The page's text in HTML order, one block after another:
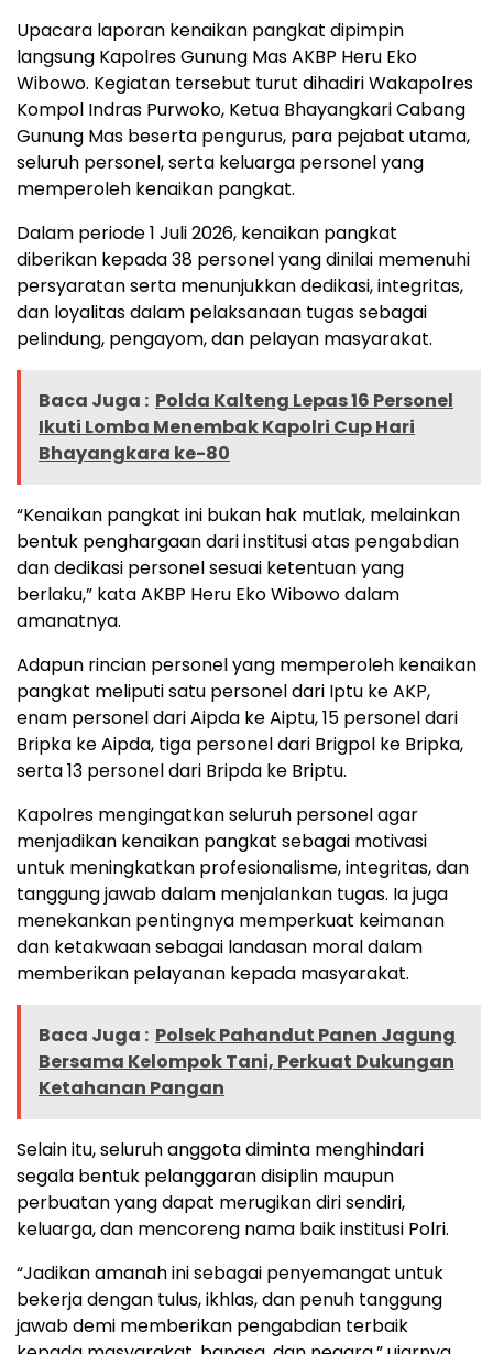
Upacara laporan kenaikan pangkat dipimpin
langsung Kapolres Gunung Mas AKBP Heru Eko
Wibowo. Kegiatan tersebut turut dihadiri Wakapolres
Kompol Indras Purwoko, Ketua Bhayangkari Cabang
Gunung Mas beserta pengurus, para pejabat utama,
seluruh personel, serta keluarga personel yang
memperoleh kenaikan pangkat.
Dalam periode 1 Juli 2026, kenaikan pangkat
diberikan kepada 38 personel yang dinilai memenuhi
persyaratan serta menunjukkan dedikasi, integritas,
dan loyalitas dalam pelaksanaan tugas sebagai
pelindung, pengayom, dan pelayan masyarakat.
Baca Juga : Polda Kalteng Lepas 16 Personel
Ikuti Lomba Menembak Kapolri Cup Hari
Bhayangkara ke-80
“Kenaikan pangkat ini bukan hak mutlak, melainkan
bentuk penghargaan dari institusi atas pengabdian
dan dedikasi personel sesuai ketentuan yang
berlaku,” kata AKBP Heru Eko Wibowo dalam
amanatnya.
Adapun rincian personel yang memperoleh kenaikan
pangkat meliputi satu personel dari Iptu ke AKP,
enam personel dari Aipda ke Aiptu, 15 personel dari
Bripka ke Aipda, tiga personel dari Brigpol ke Bripka,
serta 13 personel dari Bripda ke Briptu.
Kapolres mengingatkan seluruh personel agar
menjadikan kenaikan pangkat sebagai motivasi
untuk meningkatkan profesionalisme, integritas, dan
tanggung jawab dalam menjalankan tugas. Ia juga
menekankan pentingnya memperkuat keimanan
dan ketakwaan sebagai landasan moral dalam
memberikan pelayanan kepada masyarakat.
Baca Juga : Polsek Pahandut Panen Jagung
Bersama Kelompok Tani, Perkuat Dukungan
Ketahanan Pangan
Selain itu, seluruh anggota diminta menghindari
segala bentuk pelanggaran disiplin maupun
perbuatan yang dapat merugikan diri sendiri,
keluarga, dan mencoreng nama baik institusi Polri.
“Jadikan amanah ini sebagai penyemangat untuk
bekerja dengan tulus, ikhlas, dan penuh tanggung
jawab demi memberikan pengabdian terbaik